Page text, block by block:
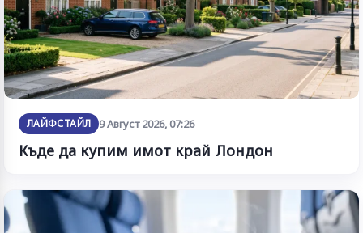
ЛАЙФСТАЙЛ 9 Август 2026, 07:26
Къде да купим имот край Лондон